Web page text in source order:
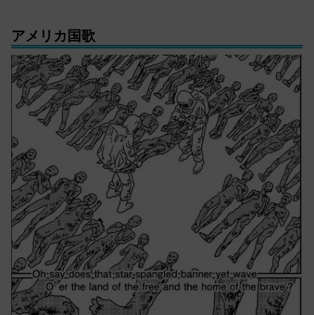
アメリカ国歌